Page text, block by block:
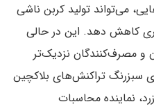
می‌تواند تولید کربن ناشی
کاهش دهد. این در حالی
و مصرف‌کنندگان نزدیک‌تر
سبزرنگ تراکنش‌های بلاکچین
نماینده محاسبات